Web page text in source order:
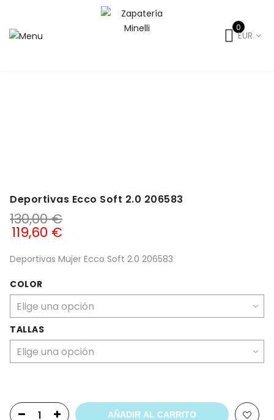
0
EUR
Deportivas Ecco Soft 2.0 206583
130,00€
119,60 €
Deportivas Mujer Ecco Soft 2.0 206583
COLOR
TALLAS
AÑADIR AL CARRITO